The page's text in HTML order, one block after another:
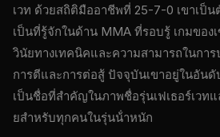
เวท ด้วยสถิติมืออาชีพที่ 25-7-0 เขาเป็
เป็นที่รู้จักในด้าน MMA ที่รอบรู้ เกมของ
วินัยทางเทคนิคและความสามารถในกา
การตีและการต่อสู้ ปัจจุบันเขาอยู่ในอันดั
เป็นชื่อที่สําคัญในภาพชื่อรุ่นเฟเธอร์เวท
ยสําหรับทุกคนในรุ่นน้ําหนัก